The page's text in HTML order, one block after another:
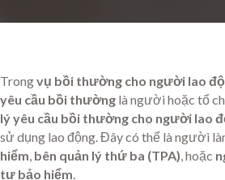
Trongvụ bồi thường cho người lao
yêu cầu bồi thường là người hoặc tổ
lý yêu cầu bồi thường cho người lao
sử dụng lao động. Đây có thể là người
hiểm, bên quản lý thứ ba (TPA), hoặc
tự bảo hiểm.